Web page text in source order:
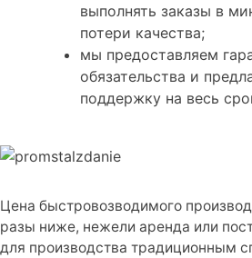
выполнять заказы в
потери качества;
мы предоставляем
обязательства и
поддержку на весь
Цена быстровозводимого
разы ниже, нежели аренда или
для производства традиционным